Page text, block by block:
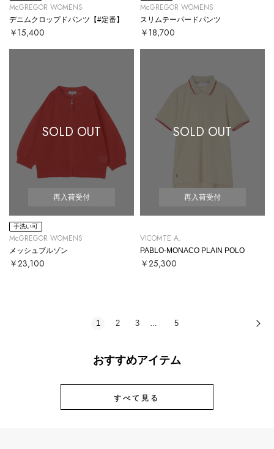
McGREGOR WOMENS
デニムクロップドパンツ【#定番】
￥15,400
McGREGOR WOMENS
スリムテーパードパンツ
￥18,700
SOLD OUT
再入荷受付
手洗い可
McGREGOR WOMENS
メッシュブルゾン
￥23,100
SOLD OUT
再入荷受付
VICOMTE A.
PABLO-MONACO PLAIN POLO
￥25,300
1 2 3 … 5
おすすめアイテム
すべて見る